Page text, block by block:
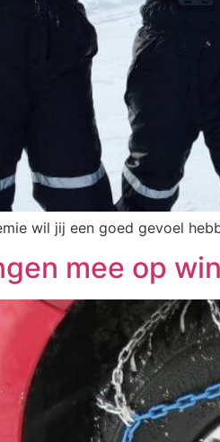
wil jij een goed gevoel
mee op